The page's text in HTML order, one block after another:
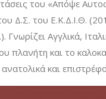
του «Απόψε
Δ.Σ. του Ε.Κ.Δ.Ι.Θ.
Αγγλικά,
πλανήτη και το
και